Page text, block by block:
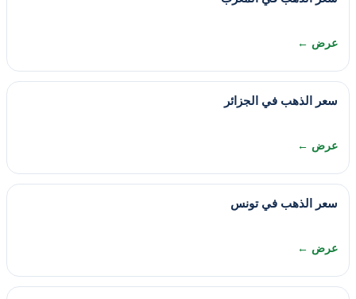
عرض ←
سعر الذهب في الجزائر
عرض ←
سعر الذهب في تونس
عرض ←